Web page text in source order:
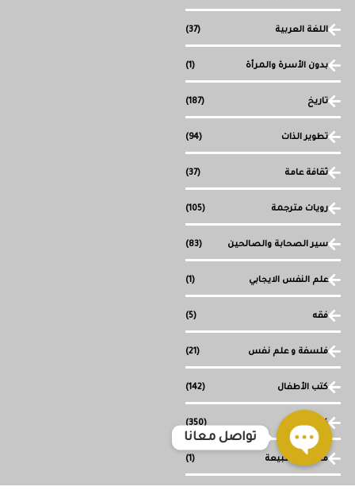
اللغة العربية (37)
بدون الأسرة والمرأة (1)
تاريخ (187)
تطوير الذات (94)
ثقافة عامة (37)
رويات مترجمة (105)
سير الصحابة والصالحين (83)
علم النفس الايجابي (1)
فقه (5)
فلسفة و علم نفس (21)
كتب الأطفال (142)
كتب دينية (350)
ما وراء الطبيعة (1)
تواصل معانا
Open